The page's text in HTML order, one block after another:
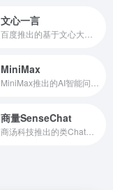
文心一言
MiniMax
商量SenseChat